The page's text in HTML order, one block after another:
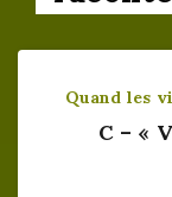
Quand les
C – «